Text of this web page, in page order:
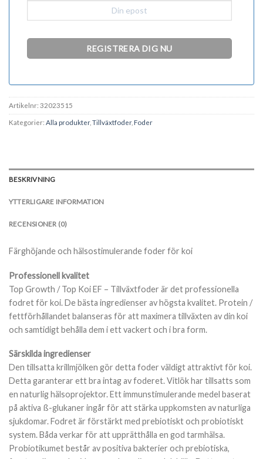
Artikelnr: 32023515
Kategorier: Alla produkter, Tillväxtfoder, Foder
BESKRIVNING
YTTERLIGARE INFORMATION
RECENSIONER (0)
Färghöjande och hälsostimulerande foder för koi
Professionell kvalitet
Top Growth / Top Koi EF – Tillväxtfoder är det professionella
fodret för koi. De bästa ingredienser av högsta kvalitet. Protein /
fettförhållandet balanseras för att maximera tillväxten av din koi
och samtidigt behålla dem i ett vackert och i bra form.
Särskilda ingredienser
Den tillsatta krillmjölken gör detta foder väldigt attraktivt för koi.
Detta garanterar ett bra intag av foderet. Vitlök har tillsatts som
en naturlig hälsoprojektor. Ett immunstimulerande medel baserat
på aktiva ß-glukaner ingår för att stärka uppkomsten av naturliga
sjukdomar. Fodret är förstärkt med prebiotiskt och probiotiskt
system. Båda verkar för att upprätthålla en god tarmhälsa.
Probiotikumet består av positiva bakterier och prebiotiska,